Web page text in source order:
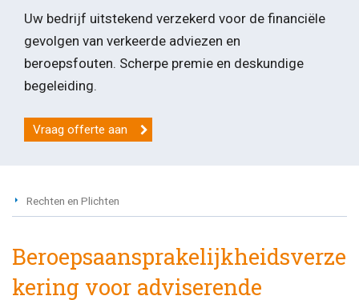
Uw bedrijf uitstekend verzekerd voor de financiële
gevolgen van verkeerde adviezen en
beroepsfouten. Scherpe premie en deskundige
begeleiding.
Vraag offerte aan
Rechten en Plichten
Beroepsaansprakelijkheidsverze
kering voor adviserende